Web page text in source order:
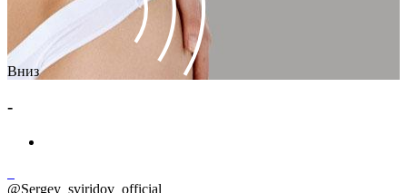
Вниз
-
@Sergey_sviridov_official